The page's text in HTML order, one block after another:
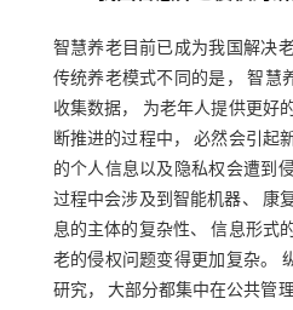
智慧养老目前已成为我国解决
传统养老模式不同的是， 智慧
收集数据， 为老年人提供更好
断推进的过程中， 必然会引起
的个人信息以及隐私权会遭到
过程中会涉及到智能机器、 康
息的主体的复杂性、 信息形式
老的侵权问题变得更加复杂。
研究， 大部分都集中在公共管